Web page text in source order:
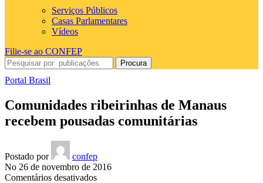
Serviços Públicos
Casas Parlamentares
Vídeos
Filie-se ao CONFEP
Procura
Portal Brasil
Comunidades ribeirinhas de Manaus
recebem pousadas comunitárias
Postado por
confep
No 26 de novembro de 2016
Comentários desativadosem